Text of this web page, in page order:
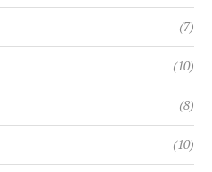
(7)
(10)
(8)
(10)